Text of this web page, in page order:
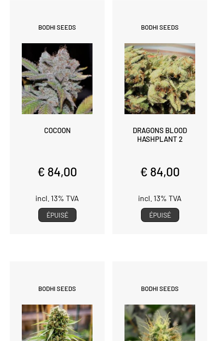
BODHI SEEDS
COCOON
€ 84,00
incl. 13% TVA
ÉPUISÉ
BODHI SEEDS
DRAGONS BLOOD
HASHPLANT 2
€ 84,00
incl. 13% TVA
ÉPUISÉ
BODHI SEEDS BODHI SEEDS